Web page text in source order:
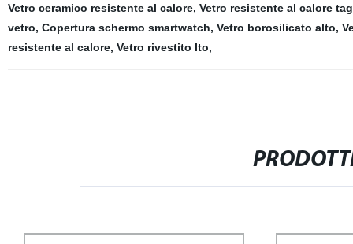
Vetro ceramico resistente al calore, Vetro resistente al calore
vetro, Copertura schermo smartwatch, Vetro borosilicato alto,
resistente al calore, Vetro rivestito Ito,